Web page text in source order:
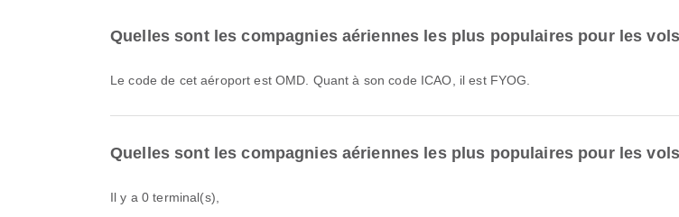
Quelles sont les compagnies aériennes les plus populaires pour les
Le code de cet aéroport est OMD. Quant à son code ICAO, il est FYOG.
Quelles sont les compagnies aériennes les plus populaires pour les
Il y a 0 terminal(s),